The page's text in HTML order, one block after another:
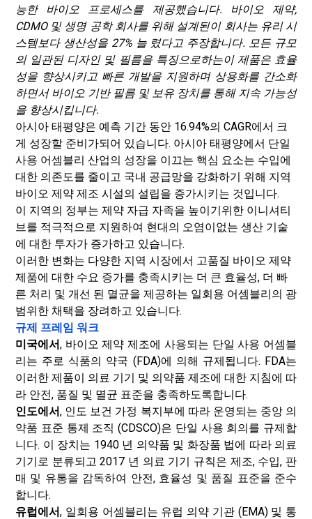
능한 바이오 프로세스를 제공했습니다. 바이오 제약,
CDMO 및 생명 공학 회사를 위해 설계된이 회사는 유리 시
스템보다 생산성을 27% 늘 렸다고 주장합니다. 모든 규모
의 일관된 디자인 및 필름을 특징으로하는이 제품은 효율
성을 향상시키고 빠른 개발을 지원하며 상용화를 간소화
하면서 바이오 기반 필름 및 보유 장치를 통해 지속 가능성
을 향상시킵니다.
아시아 태평양은 예측 기간 동안 16.94%의 CAGR에서 크
게 성장할 준비가되어 있습니다. 아시아 태평양에서 단일
사용 어셈블리 산업의 성장을 이끄는 핵심 요소는 수입에
대한 의존도를 줄이고 국내 공급망을 강화하기 위해 지역
바이오 제약 제조 시설의 설립을 증가시키는 것입니다.
이 지역의 정부는 제약 자급 자족을 높이기위한 이니셔티
브를 적극적으로 지원하여 현대의 오염이없는 생산 기술
에 대한 투자가 증가하고 있습니다.
이러한 변화는 다양한 지역 시장에서 고품질 바이오 제약
제품에 대한 수요 증가를 충족시키는 더 큰 효율성, 더 빠
른 처리 및 개선 된 멸균을 제공하는 일회용 어셈블리의 광
범위한 채택을 장려하고 있습니다.
규제 프레임 워크
미국에서, 바이오 제약 제조에 사용되는 단일 사용 어셈블
리는 주로 식품의 약국 (FDA)에 의해 규제됩니다. FDA는
이러한 제품이 의료 기기 및 의약품 제조에 대한 지침에 따
라 안전, 품질 및 멸균 표준을 충족하도록합니다.
인도에서, 인도 보건 가정 복지부에 따라 운영되는 중앙 의
약품 표준 통제 조직 (CDSCO)은 단일 사용 회의를 규제합
니다. 이 장치는 1940 년 의약품 및 화장품 법에 따라 의료
기기로 분류되고 2017 년 의료 기기 규칙은 제조, 수입, 판
매 및 유통을 감독하여 안전, 효율성 및 품질 표준을 준수
합니다.
유럽에서, 일회용 어셈블리는 유럽 의약 기관 (EMA) 및 통